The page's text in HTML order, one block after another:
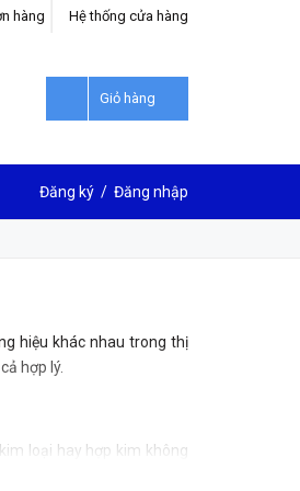
Hệ thống cửa hàng
hàng
Giỏ hàng
Đăng ký / Đăng nhập
hiệu khác nhau trong thị
hợp lý.
loại hay hợp kim không